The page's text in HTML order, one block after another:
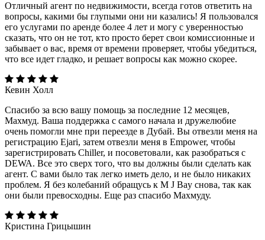
Отличный агент по недвижимости, всегда готов ответить на
вопросы, какими бы глупыми они ни казались! Я пользовался
его услугами по аренде более 4 лет и могу с уверенностью
сказать, что он не тот, кто просто берет свои комиссионные и
забывает о вас, время от времени проверяет, чтобы убедиться,
что все идет гладко, и решает вопросы как можно скорее.
Кевин Холл
Спасибо за всю вашу помощь за последние 12 месяцев,
Махмуд. Ваша поддержка с самого начала и дружелюбие
очень помогли мне при переезде в Дубай. Вы отвезли меня на
регистрацию Ejari, затем отвезли меня в Empower, чтобы
зарегистрировать Chiller, и посоветовали, как разобраться с
DEWA. Все это сверх того, что вы должны были сделать как
агент. С вами было так легко иметь дело, и не было никаких
проблем. Я без колебаний обращусь к M J Bay снова, так как
они были превосходны. Еще раз спасибо Махмуду.
Кристина Грицышин